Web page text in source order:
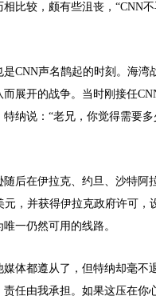
比较，颇有些沮丧，“CNN
CNN声名鹊起的时刻。海湾
展开的战争。当时刚接任
纳说：“老兄，你觉得需要
后在伊拉克、约旦、沙特
元，并获得伊拉克政府许可
一仍然可用的线路。
体都遵从了，但特纳却毫
任由我承担。如果这压在你